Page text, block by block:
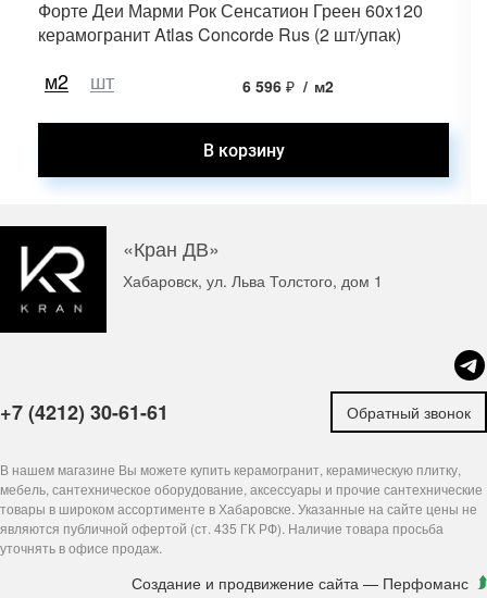
Форте Деи Марми Рок Сенсатион Греен 60x120
керамогранит Atlas Concorde Rus (2 шт/упак)
м2 шт 6 596 ₽ / м2
«Кран ДВ»
Хабаровск, ул. Льва Толстого, дом 1
+7 (4212) 30-61-61 Обратный звонок
В нашем магазине Вы можете купить керамогранит, керамическую плитку,
мебель, сантехническое оборудование, аксессуары и прочие сантехнические
товары в широком ассортименте в Хабаровске. Указанные на сайте цены не
являются публичной офертой (ст. 435 ГК РФ). Наличие товара просьба
уточнять в офисе продаж.
Создание и продвижение сайта — Перфоманс